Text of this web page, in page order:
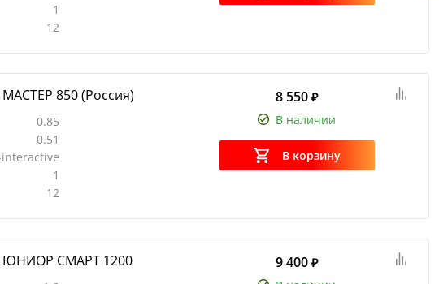
1
12
850 (Россия)
0.85
0.51
1
12
8 550₽
В наличии
В корзину
ЮНИОР СМАРТ 1200 9 400₽